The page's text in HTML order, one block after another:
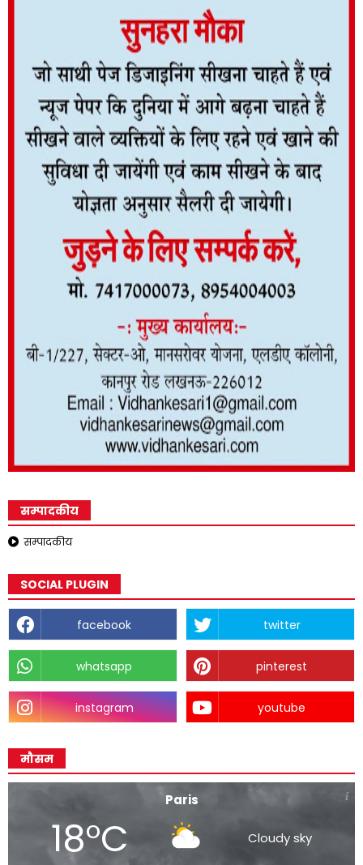
सम्पादकीय
सम्पादकीय
SOCIAL PLUGIN
facebook twitter
whatsapp pinterest
instagram youtube
मौसम
Paris
18°C Cloudy sky